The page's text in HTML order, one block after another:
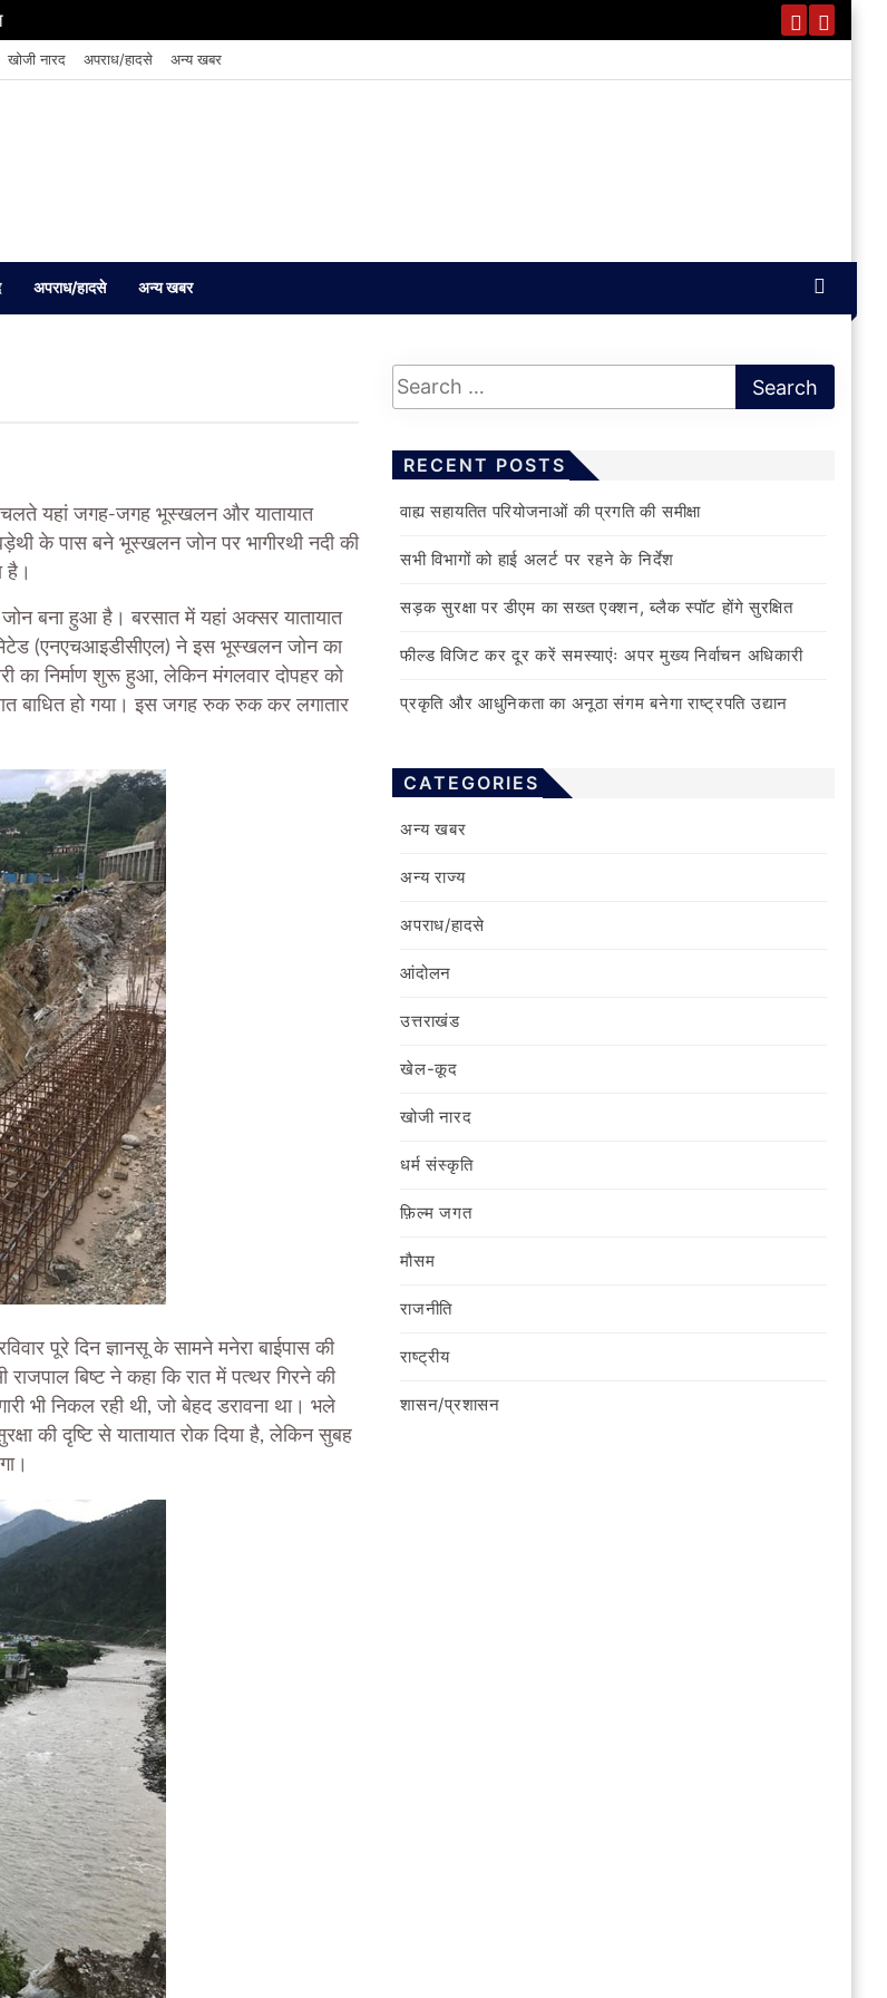
खोजी नारद अपराध/हादसे अन्य खबर
अपराध/हादसे अन्य खबर
चलते यहां जगह-जगह भूस्खलन और यातायात
के पास बने भूस्खलन जोन पर भागीरथी नदी की
है।
जोन बना हुआ है। बरसात में यहां अक्सर यातायात
(एनएचआइडीसीएल) ने इस भूस्खलन जोन का
का निर्माण शुरू हुआ, लेकिन मंगलवार दोपहर को
बाधित हो गया। इस जगह रुक रुक कर लगातार
पूरे दिन ज्ञानसू के सामने मनेरा बाईपास की
बिष्ट ने कहा कि रात में पत्थर गिरने की
भी निकल रही थी, जो बेहद डरावना था। भले
की दृष्टि से यातायात रोक दिया है, लेकिन सुबह
RECENT POSTS
वाह्य सहायतित परियोजनाओं की प्रगति की समीक्षा
सभी विभागों को हाई अलर्ट पर रहने के निर्देश
सड़क सुरक्षा पर डीएम का सख्त एक्शन, ब्लैक स्पॉट होंगे सुरक्षित
फील्ड विजिट कर दूर करें समस्याएंः अपर मुख्य निर्वाचन अधिकारी
प्रकृति और आधुनिकता का अनूठा संगम बनेगा राष्ट्रपति उद्यान
CATEGORIES
अन्य खबर
अन्य राज्य
अपराध/हादसे
आंदोलन
उत्तराखंड
खेल-कूद
खोजी नारद
धर्म संस्कृति
फ़िल्‍म जगत
मौसम
राजनीति
राष्ट्रीय
शासन/प्रशासन